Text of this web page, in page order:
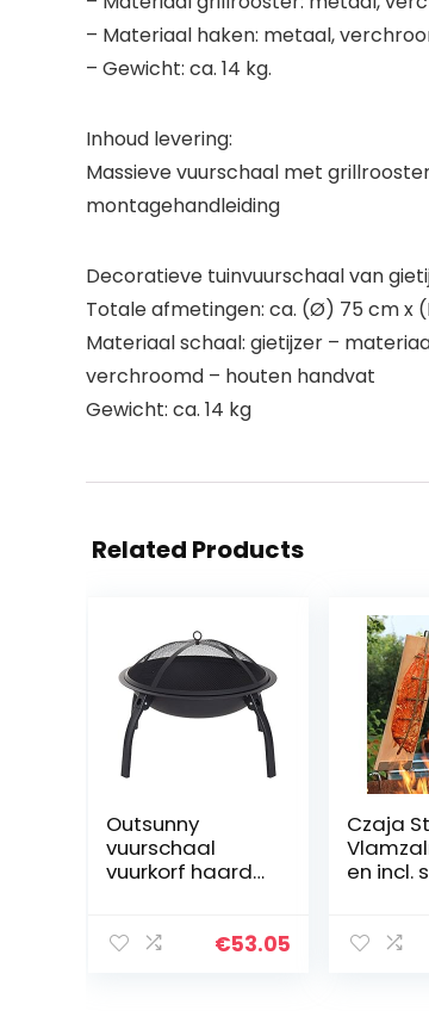
– Materiaal haken: metaal,
– Gewicht: ca. 14 kg.
Inhoud levering:
Massieve vuurschaal met
montagehandleiding
Decoratieve tuinvuurschaal van
Totale afmetingen: ca. (Ø) 75 cm x
Materiaal schaal: gietijzer –
verchroomd – houten handvat
Gewicht: ca. 14 kg
Related Products
Outsunny
vuurschaal
vuurkorf haard
g inklapbaar
€53.05
Czaja
en incl.
van 2)